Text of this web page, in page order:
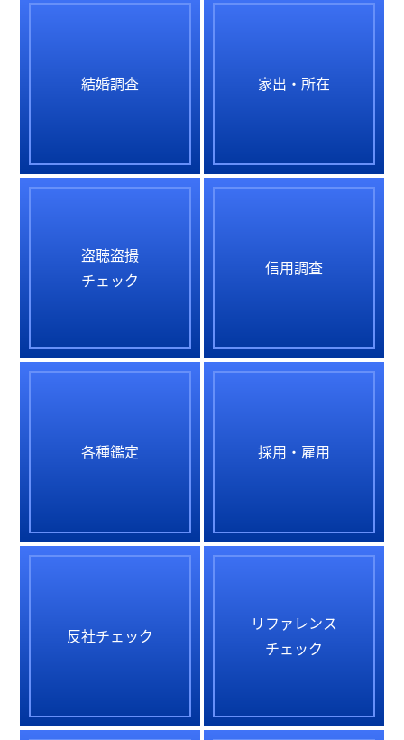
結婚調査 家出・所在
盗聴盗撮
チェック
信用調査
各種鑑定 採用・雇用
反社チェック
リファレンス
チェック